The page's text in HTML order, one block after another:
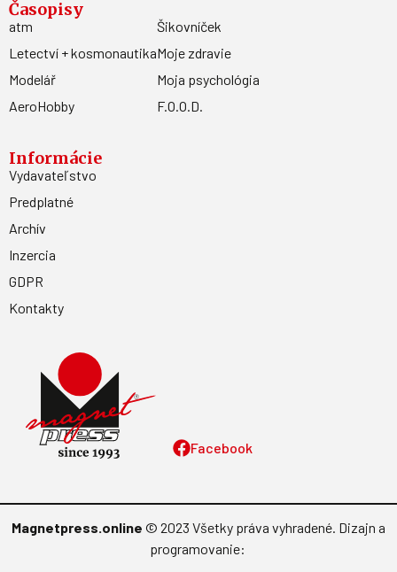
Facebook
Časopisy
atm
Letectví + kosmonautika
Modelář
AeroHobby
Šikovníček
Moje zdravie
Moja psychológia
F.O.O.D.
Informácie
Vydavateľstvo
Predplatné
Archív
Inzercia
GDPR
Kontakty
Magnetpress.online © 2023 Všetky práva vyhradené. Dizajn a
programovanie: